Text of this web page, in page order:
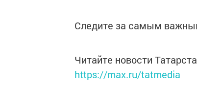
Следите за самым
Читайте новости
https://max.ru/tatmedia